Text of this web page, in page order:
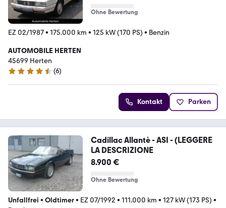
Ohne Bewertung
EZ 02/1987• 175.000 km • 125 kW (170 PS) • Benzin
AUTOMOBILE HERTEN
45699 Herten
4.6 Sterne
(6)
Kontakt Parken
Cadillac Allantè - ASI - (LEGGERE
LA DESCRIZIONE
8.900 €
Ohne Bewertung
Unfallfrei • Oldtimer• EZ 07/1992 • 111.000 km • 127 kW (173 PS) •